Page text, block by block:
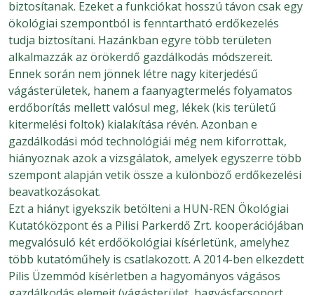
biztosítanak. Ezeket a funkciókat hosszú távon csak egy
ökológiai szempontból is fenntartható erdőkezelés
tudja biztosítani. Hazánkban egyre több területen
alkalmazzák az örökerdő gazdálkodás módszereit.
Ennek során nem jönnek létre nagy kiterjedésű
vágásterületek, hanem a faanyagtermelés folyamatos
erdőborítás mellett valósul meg, lékek (kis területű
kitermelési foltok) kialakítása révén. Azonban e
gazdálkodási mód technológiái még nem kiforrottak,
hiányoznak azok a vizsgálatok, amelyek egyszerre több
szempont alapján vetik össze a különböző erdőkezelési
beavatkozásokat.
Ezt a hiányt igyekszik betölteni a HUN-REN Ökológiai
Kutatóközpont és a Pilisi Parkerdő Zrt. kooperációjában
megvalósuló két erdőökológiai kísérletünk, amelyhez
több kutatóműhely is csatlakozott. A 2014-ben elkezdett
Pilis Üzemmód kísérletben a hagyományos vágásos